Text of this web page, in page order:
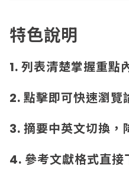
特色說明
1. 列表清楚掌握重點
2. 點擊即可快速瀏覽
3. 摘要中英文切換，
4. 參考文獻格式直接